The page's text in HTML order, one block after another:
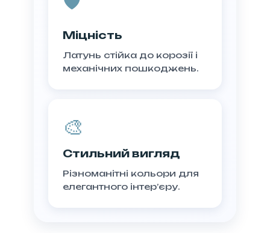
Міцність
Латунь стійка до корозії і
механічних пошкоджень.
🎨
Стильний вигляд
Різноманітні кольори для
елегантного інтер’єру.